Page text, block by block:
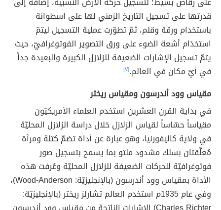
قدرتها على تسجيل التاريخ الزمني لها على اسطوانة
باستخدام ورقة وقلم، ثمّ تطوّرت عملية التسجيل ليتمّ
استخدَام أشعة الضوء على ورق التصوير الفوتوغرافيّ، حيث
يتمّ تسجيل الإشارات الضعيفة للزلازل الكبيرة والبعيدة جداً
في أيّ مكان في العالم.[٧]
مقياس وود أندرسون ومقياس ريختر
في بداية القرن العشرين استخدم العلماء الأمريكيّون
مقياساً حسّاساً لقياس الزلازل خلال دراسة الزلازل المحليّة
في ولاية كاليفورنيا، وهو عبارة عن أداة تضمّ كتلة ومرآة
مُعلّقتان بسلك مشدود ملتو بما يسمح بتسجيل صور
فوتوغرافيّة للحركات الضعيفة للزلازل المحليّة وعُرفت هذه
الأداة بمقياس وود أندرسون (بالإنجليزيّة: Wood-Anderson)،
وفي عام 1935م استخدم العالم تشارلز ريختر (بالإنجليزيّة: